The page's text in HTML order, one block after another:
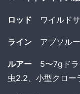
ロッド ワイルド
ライン アブソル
ルアー 5〜7gドラ
虫2.2、小型クロー